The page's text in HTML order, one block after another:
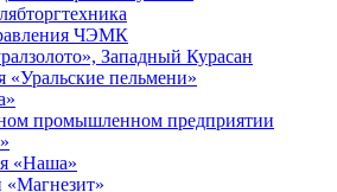
ЧЭМК
Западный Курасан
«Уральские пельмени»
промышленном предприятии
«Наша»
«Магнезит»